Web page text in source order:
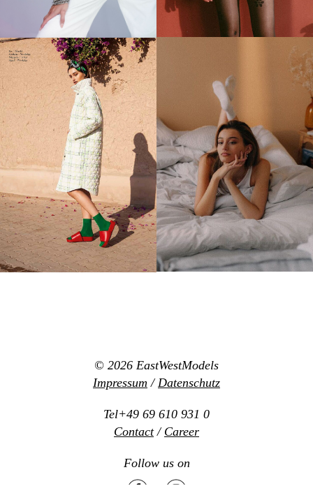
© 2026 EastWestModels
Impressum /Datenschutz
Tel+49 69 610 931 0
Contact/ Career
Follow us on